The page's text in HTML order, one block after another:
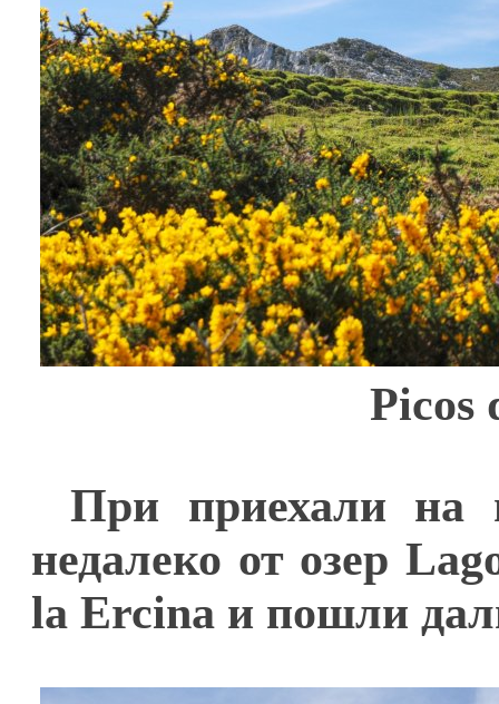
Picos
При приехали на
недалеко от озер
la Ercina и пошли